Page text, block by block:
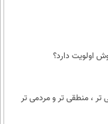
اولویت دارد؟
تر ، منطقی تر و مردمی تر